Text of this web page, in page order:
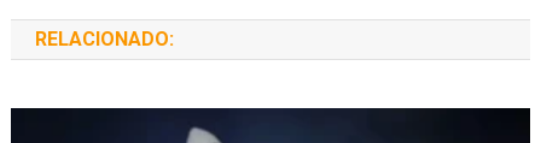
RELACIONADO: